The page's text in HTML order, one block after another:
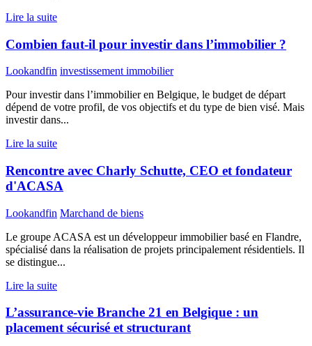
Lire la suite
Combien faut-il pour investir dans l’immobilier ?
Lookandfin investissement immobilier
Pour investir dans l’immobilier en Belgique, le budget de départ
dépend de votre profil, de vos objectifs et du type de bien visé. Mais
investir dans...
Lire la suite
Rencontre avec Charly Schutte, CEO et fondateur
d'ACASA
Lookandfin Marchand de biens
Le groupe ACASA est un développeur immobilier basé en Flandre,
spécialisé dans la réalisation de projets principalement résidentiels. Il
se distingue...
Lire la suite
L’assurance-vie Branche 21 en Belgique : un
placement sécurisé et structurant